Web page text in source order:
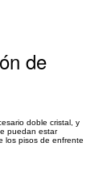
de
doble cristal, y
puedan estar
los pisos de enfrente